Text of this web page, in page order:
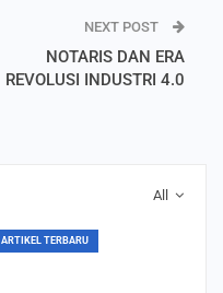
NEXT POST
NOTARIS DAN ERA
REVOLUSI INDUSTRI 4.0
All
ARTIKEL TERBARU